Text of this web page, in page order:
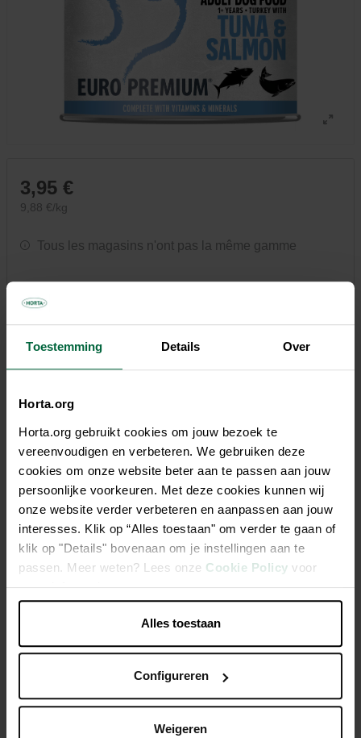
Toestemming Details Over
Horta.org
Horta.org gebruikt cookies om jouw bezoek te
vereenvoudigen en verbeteren. We gebruiken deze
cookies om onze website beter aan te passen aan jouw
persoonlijke voorkeuren. Met deze cookies kunnen wij
onze website verder verbeteren en aanpassen aan jouw
interesses. Klik op “Alles toestaan" om verder te gaan of
klik op "Details" bovenaan om je instellingen aan te
passen. Meer weten? Lees onze Cookie Policy voor
meer informatie.
Alles toestaan
Configureren
Weigeren
3,95 €
9,88 €/kg
Tous les magasins n'ont pas la même gamme
Description
est une délicieuse pâtée pour chiens avec beaucoup de
viande, de poisson, de légumes, de fruits et d'épices. Le thon
et le saumon savoureux se combinent parfaitement avec le
délicieux potiron, la succulente poire et le persil frais. Notre
mélange spécial d'épices apporte naturellement à l'aliment
une saveur exquise.
Riche en dinde
Avec potiron & poire
Contient du persil frais
Recette viande & poisson